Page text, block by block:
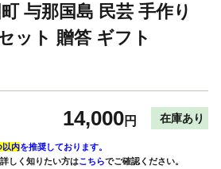
与那国島 民芸 手作り
ット 贈答 ギフト
14,000円 在庫あり
以内を推奨しております。
しく知りたい方はこちらでご確認ください。